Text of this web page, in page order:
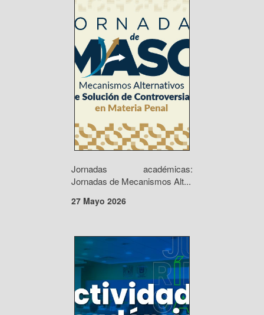
Jornadas académicas:
Jornadas de Mecanismos Alt...
27 Mayo 2026